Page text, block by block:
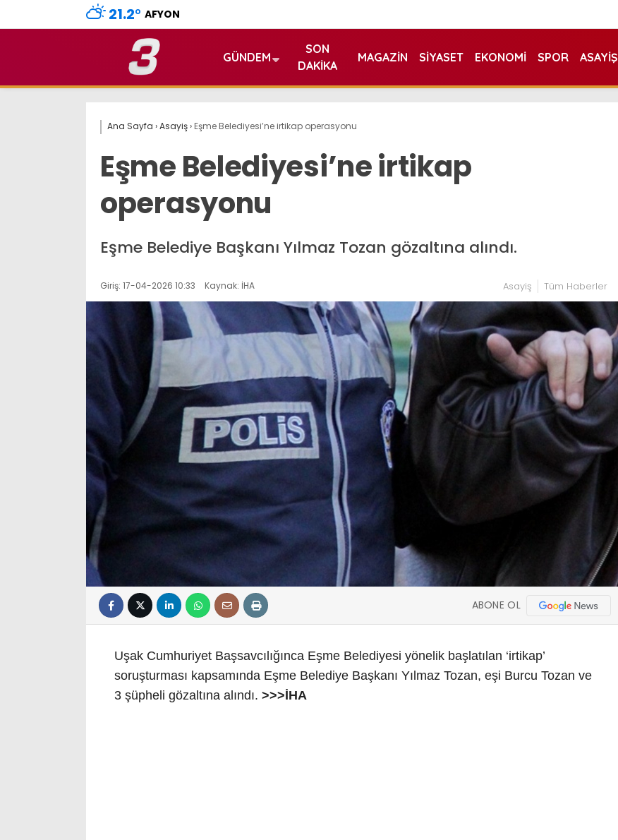
21.2° AFYON
GÜNDEM
SON
DAKIKA
MAGAZIN SIYASET EKONOMI SPOR ASAYIŞ
Ana Sayfa ›Asayiş› Eşme Belediyesi’ne irtikap operasyonu
Eşme Belediyesi’ne irtikap
operasyonu
Eşme Belediye Başkanı Yılmaz Tozan gözaltına alındı.
Giriş: 17-04-2026 10:33 Kaynak: İHA Asayiş Tüm Haberler
ABONE OL
Uşak Cumhuriyet Başsavcılığınca Eşme Belediyesi yönelik başlatılan ‘irtikap’
soruşturması kapsamında Eşme Belediye Başkanı Yılmaz Tozan, eşi Burcu Tozan ve
3 şüpheli gözaltına alındı. >>>İHA